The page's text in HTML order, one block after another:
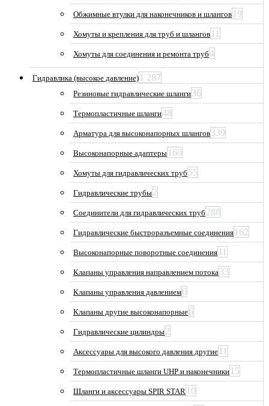
Обжимные втулки для наконечников и шлангов 19
Хомуты и крепления для труб и шлангов 11
Хомуты для соединения и ремонта труб4
Гидравлика (высокое давление) 1 287
Резиновые гидравлические шланги36
Термопластичные шланги48
Арматура для высоконапорных шлангов339
Высоконапорные адаптеры 160
Хомуты для гидравлических труб 55
Гидравлические трубы2
Соединители для гидравлических труб 288
Гидравлические быстроразъемные соединения 162
Высоконапорные поворотные соединения 11
Клапаны управления направлением потока33
Клапаны управления давлением6
Клапаны другие высоконапорные6
Гидравлические цилиндры2
Аксессуары для высокого давления другие 11
Термопластичные шланги UHP и наконечники 15
Шланги и аксессуары SPIR STAR 10